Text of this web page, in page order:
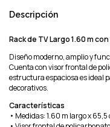
Descripción
Rack de TV Largo 1.60 m
Diseño moderno, amplio y
Cuenta con visor frontal de
estructura espaciosa es ideal
decorativos.
Características
• Medidas: 1.60 m largo x